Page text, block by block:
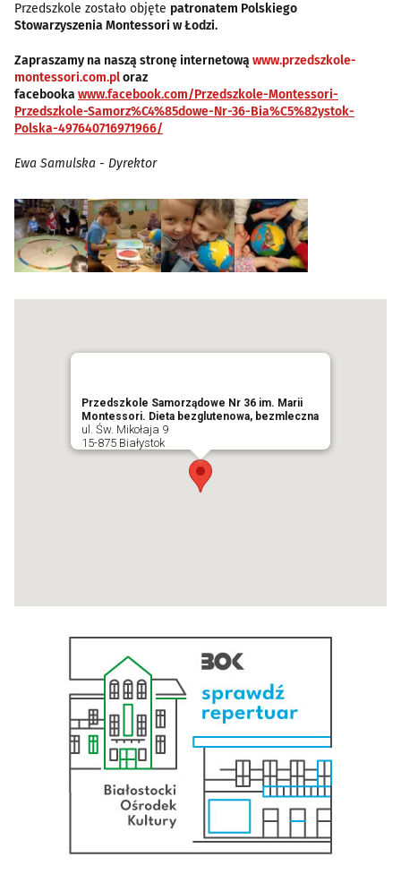
Przedszkole zostało objęte patronatem Polskiego
Stowarzyszenia Montessori w Łodzi.
Zapraszamy na naszą stronę internetową www.przedszkole-
montessori.com.ploraz
facebooka www.facebook.com/Przedszkole-Montessori-
Przedszkole-Samorz%C4%85dowe-Nr-36-Bia%C5%82ystok-
Polska-497640716971966/
Ewa Samulska - Dyrektor
Przedszkole Samorządowe Nr 36 im. Marii
Montessori. Dieta bezglutenowa, bezmleczna
ul. Św. Mikołaja 9
15-875 Białystok